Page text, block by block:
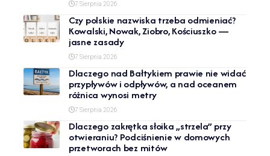
7 Sierpnia 2026
Czy polskie nazwiska trzeba odmieniać?
Kowalski, Nowak, Ziobro, Kościuszko —
jasne zasady
7 Sierpnia 2026
Dlaczego nad Bałtykiem prawie nie widać
przypływów i odpływów, a nad oceanem
różnica wynosi metry
7 Sierpnia 2026
Dlaczego zakrętka słoika „strzela” przy
otwieraniu? Podciśnienie w domowych
przetworach bez mitów